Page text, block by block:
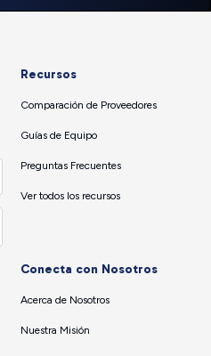
Recursos
Comparación de Proveedores
Guías de Equipo
Preguntas Frecuentes
Ver todos los recursos
Conecta con Nosotros
Acerca de Nosotros
Nuestra Misión